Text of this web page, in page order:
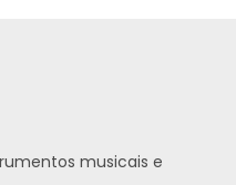
musicais e